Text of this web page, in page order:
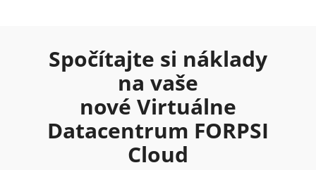
Spočítajte si náklady
na vaše
nové Virtuálne
Datacentrum FORPSI
Cloud